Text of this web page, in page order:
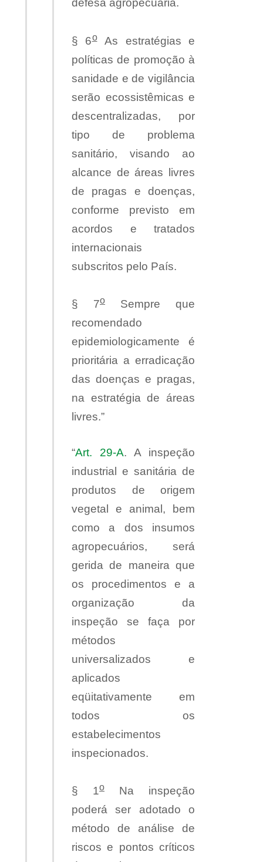
defesa agropecuária.
§ 6oAs estratégias e
políticas de promoção à
sanidade e de vigilância
serão ecossistêmicas e
descentralizadas, por
tipo de problema
sanitário, visando ao
alcance de áreas livres
de pragas e doenças,
conforme previsto em
acordos e tratados
internacionais
subscritos pelo País.
§ 7o
Sempre que
recomendado
epidemiologicamente é
prioritária a erradicação
das doenças e pragas,
na estratégia de áreas
livres.”
“Art. 29-A. A inspeção
industrial e sanitária de
produtos de origem
vegetal e animal, bem
como a dos insumos
agropecuários, será
gerida de maneira que
os procedimentos e a
organização da
inspeção se faça por
métodos
universalizados e
aplicados
eqüitativamente em
todos os
estabelecimentos
inspecionados.
§ 1o
Na inspeção
poderá ser adotado o
método de análise de
riscos e pontos críticos